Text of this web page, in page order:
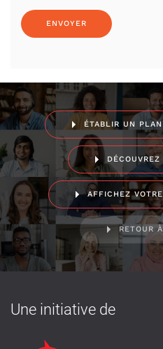
ÉTABLIR UN
AFFICHEZ
RETOUR
Une initiative de